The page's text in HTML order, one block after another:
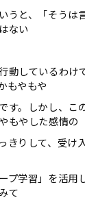
うと、「そうは
ない
動しているわけ
もやもや
す。しかし、こ
もやした感情の
きりして、受け
プ学習」を活用
て